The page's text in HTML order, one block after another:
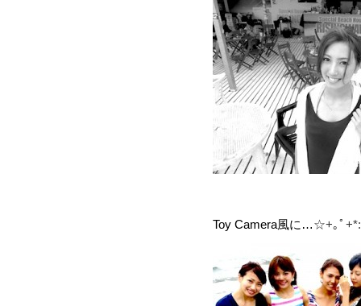
Toy Camera風に…☆+｡ﾟ